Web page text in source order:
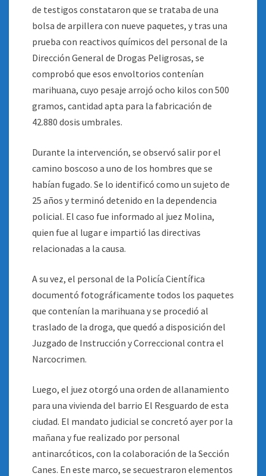
de testigos constataron que se trataba de una
bolsa de arpillera con nueve paquetes, y tras una
prueba con reactivos químicos del personal de la
Dirección General de Drogas Peligrosas, se
comprobó que esos envoltorios contenían
marihuana, cuyo pesaje arrojó ocho kilos con 500
gramos, cantidad apta para la fabricación de
42.880 dosis umbrales.
Durante la intervención, se observó salir por el
camino boscoso a uno de los hombres que se
habían fugado. Se lo identificó como un sujeto de
25 años y terminó detenido en la dependencia
policial. El caso fue informado al juez Molina,
quien fue al lugar e impartió las directivas
relacionadas a la causa.
A su vez, el personal de la Policía Científica
documentó fotográficamente todos los paquetes
que contenían la marihuana y se procedió al
traslado de la droga, que quedó a disposición del
Juzgado de Instrucción y Correccional contra el
Narcocrimen.
Luego, el juez otorgó una orden de allanamiento
para una vivienda del barrio El Resguardo de esta
ciudad. El mandato judicial se concretó ayer por la
mañana y fue realizado por personal
antinarcóticos, con la colaboración de la Sección
Canes. En este marco, se secuestraron elementos